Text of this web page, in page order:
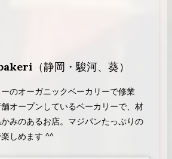
（静岡・駿河、葵）
のオーガニックベーカリーで修業
オープンしているベーカリーで、材
みのあるお店。マジパンたっぷりの
しめます ^^